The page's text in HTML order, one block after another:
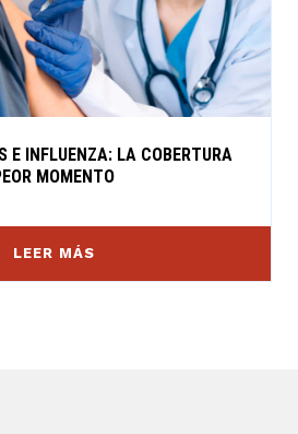
E INFLUENZA: LA COBERTURA
MOMENTO
LEER MÁS